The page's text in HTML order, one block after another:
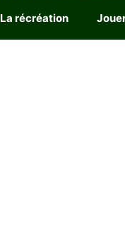
La récréation